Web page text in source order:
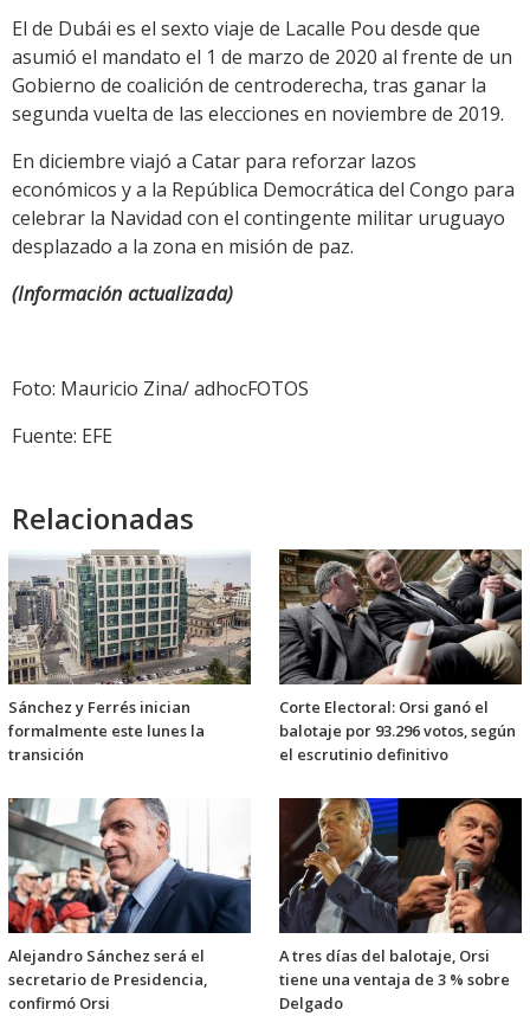
El de Dubái es el sexto viaje de Lacalle Pou desde que
asumió el mandato el 1 de marzo de 2020 al frente de un
Gobierno de coalición de centroderecha, tras ganar la
segunda vuelta de las elecciones en noviembre de 2019.
En diciembre viajó a Catar para reforzar lazos
económicos y a la República Democrática del Congo para
celebrar la Navidad con el contingente militar uruguayo
desplazado a la zona en misión de paz.
(Información actualizada)
Foto: Mauricio Zina/ adhocFOTOS
Fuente: EFE
Relacionadas
Sánchez y Ferrés inician
formalmente este lunes la
transición
Corte Electoral: Orsi ganó el
balotaje por 93.296 votos, según
el escrutinio definitivo
Alejandro Sánchez será el
secretario de Presidencia,
confirmó Orsi
A tres días del balotaje, Orsi
tiene una ventaja de 3 % sobre
Delgado